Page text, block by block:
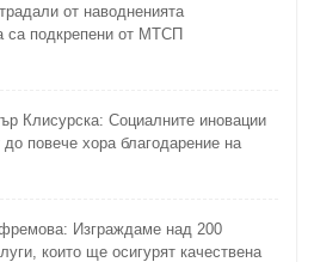
от наводненията
са подкрепени от МТСП
Клисурска: Социалните иновации
повече хора благодарение на
Изграждаме над 200
които ще осигурят качествена